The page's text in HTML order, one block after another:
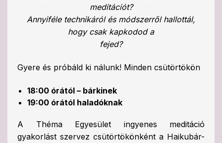
meditációt?
Annyiféle technikáról és módszerről hallottál,
hogy csak kapkodod a
fejed?
Gyere és próbáld ki nálunk! Minden csütörtökön
18:00 órától – bárkinek
19:00 órától haladóknak
A Théma Egyesület ingyenes meditáció
gyakorlást szervez csütörtökönként a Haikubár-